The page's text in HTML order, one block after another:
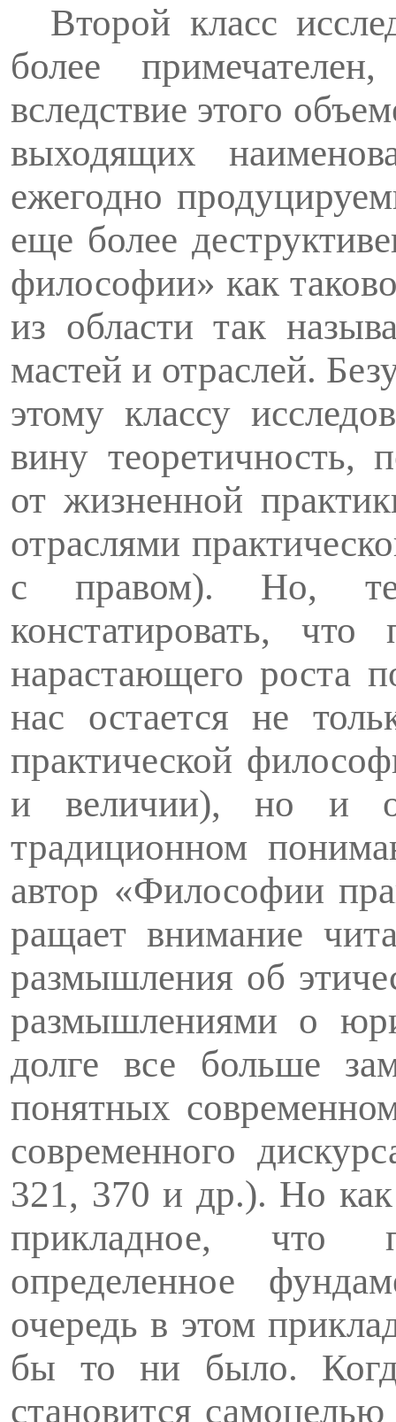
Второй класс
более
вследствие этого
выходящих
ежегодно
еще более
философии» как
из области так
мастей и отраслей.
этому классу
вину теоретичность,
от жизненной
отраслями
с правом). Но,
констатировать,
нарастающего роста
нас остается не
практической
и величии), но и
традиционном
автор «Философии
ращает внимание
размышления об
размышлениями о
долге все больше
понятных
современного
321, 370 и др.). Но
при­кладное, что
определенное
очередь в этом
бы то ни было.
становится